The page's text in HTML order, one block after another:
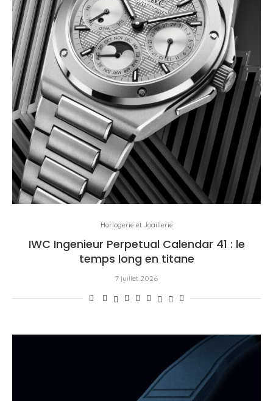
Horlogerie et Joaillerie
IWC Ingenieur Perpetual Calendar 41 : le
temps long en titane
7 juillet 2026